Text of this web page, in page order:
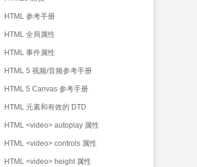
HTML 参考手册
HTML 全局属性
HTML 事件属性
HTML 5 视频/音频参考手册
HTML 5 Canvas 参考手册
HTML 元素和有效的 DTD
HTML <video> autoplay 属性
HTML <video> controls 属性
HTML <video> height 属性